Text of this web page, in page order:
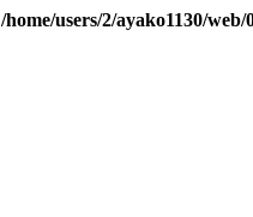
/home/users/2/ayako1130/